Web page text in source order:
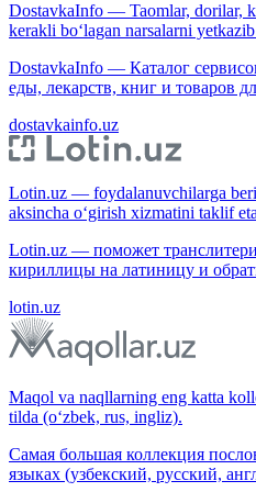
DostavkaInfo — Taomlar, dorilar,
kerakli bo‘lagan narsalarni
DostavkaInfo — Каталог
еды, лекарств, книг и товаров
dostavkainfo.uz
Lotin.uz — foydalanuvchilarga
aksincha o‘girish xizmatini taklif
Lotin.uz — поможет
кириллицы на латиницу и
lotin.uz
Maqol va naqllarning eng katta
tilda (o‘zbek, rus, ingliz).
Самая большая коллекция
языках (узбекский, русский,